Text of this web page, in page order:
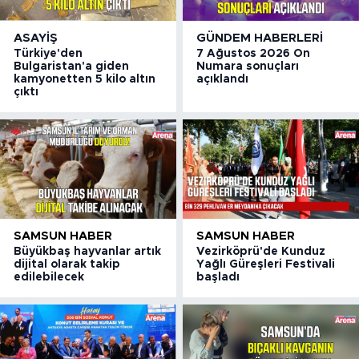
ASAYIŞ
Türkiye'den
Bulgaristan'a giden
kamyonetten 5 kilo altın
çıktı
GÜNDEM HABERLERI
7 Ağustos 2026 On
Numara sonuçları
açıklandı
SAMSUN HABER
Büyükbaş hayvanlar artık
dijital olarak takip
edilebilecek
SAMSUN HABER
Vezirköprü'de Kunduz
Yağlı Güreşleri Festivali
başladı